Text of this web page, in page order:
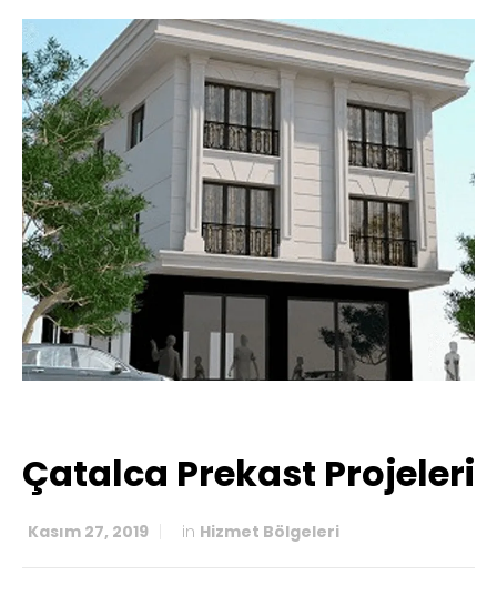
Çatalca Prekast Projeleri
Kasım 27, 2019 in Hizmet Bölgeleri